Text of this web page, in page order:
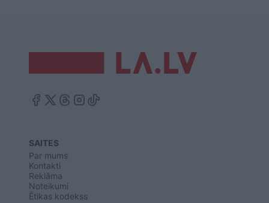
SAITES
Par mums
Kontakti
Reklāma
Noteikumi
Ētikas kodekss